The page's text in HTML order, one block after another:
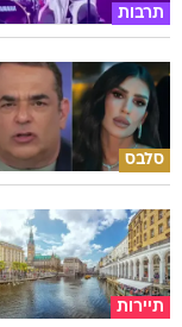
תרבות
סלבס
תיירות